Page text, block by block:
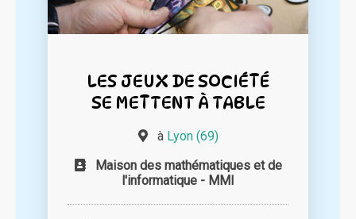
LES JEUX DE SOCIÉTÉ
SE METTENT À TABLE
à Lyon (69)
Maison des mathématiques et de
l'informatique - MMI